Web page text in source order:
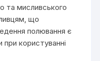
та мисливського
що
полювання є
користуванні